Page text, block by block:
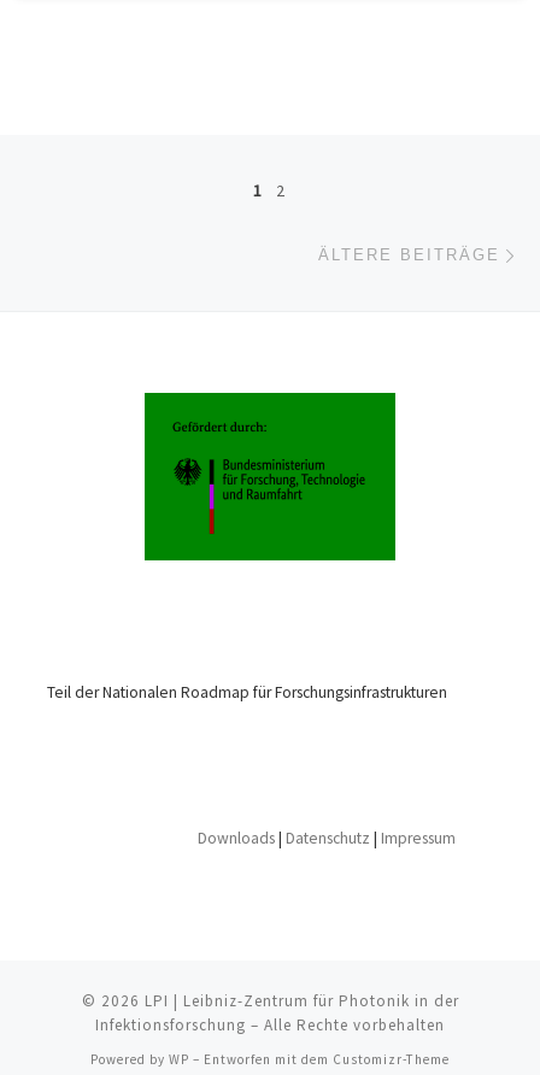
Beitragsnavigation
1 2
ÄLTERE BEITRÄGE
Teil der Nationalen Roadmap für Forschungsinfrastrukturen
Downloads| Datenschutz | Impressum
© 2026 LPI | Leibniz-Zentrum für Photonik in der
Infektionsforschung – Alle Rechte vorbehalten
Powered by WP – Entworfen mit dem Customizr-Theme